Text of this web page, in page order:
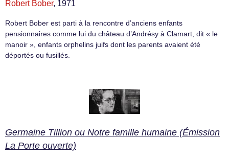
Robert Bober, 1971
Robert Bober est parti à la rencontre d’anciens enfants
pensionnaires comme lui du château d’Andrésy à Clamart, dit « le
manoir », enfants orphelins juifs dont les parents avaient été
déportés ou fusillés.
Germaine Tillion ou Notre famille humaine (Émission
La Porte ouverte)